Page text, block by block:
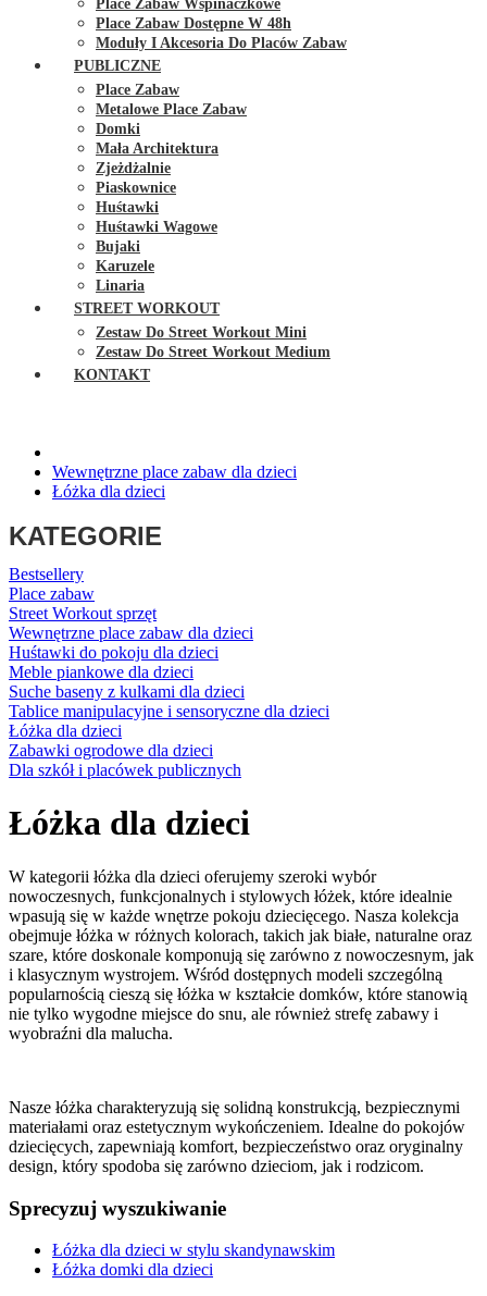
Place Zabaw Wspinaczkowe
Place Zabaw Dostępne W 48h
Moduły I Akcesoria Do Placów Zabaw
PUBLICZNE
Place Zabaw
Metalowe Place Zabaw
Domki
Mała Architektura
Zjeżdżalnie
Piaskownice
Huśtawki
Huśtawki Wagowe
Bujaki
Karuzele
Linaria
STREET WORKOUT
Zestaw Do Street Workout Mini
Zestaw Do Street Workout Medium
KONTAKT
Wewnętrzne place zabaw dla dzieci
Łóżka dla dzieci
KATEGORIE
Bestsellery
Place zabaw
Street Workout sprzęt
Wewnętrzne place zabaw dla dzieci
Huśtawki do pokoju dla dzieci
Meble piankowe dla dzieci
Suche baseny z kulkami dla dzieci
Tablice manipulacyjne i sensoryczne dla dzieci
Łóżka dla dzieci
Zabawki ogrodowe dla dzieci
Dla szkół i placówek publicznych
Łóżka dla dzieci
W kategorii łóżka dla dzieci oferujemy szeroki wybór
nowoczesnych, funkcjonalnych i stylowych łóżek, które idealnie
wpasują się w każde wnętrze pokoju dziecięcego. Nasza kolekcja
obejmuje łóżka w różnych kolorach, takich jak białe, naturalne oraz
szare, które doskonale komponują się zarówno z nowoczesnym, jak
i klasycznym wystrojem. Wśród dostępnych modeli szczególną
popularnością cieszą się łóżka w kształcie domków, które stanowią
nie tylko wygodne miejsce do snu, ale również strefę zabawy i
wyobraźni dla malucha.
Nasze łóżka charakteryzują się solidną konstrukcją, bezpiecznymi
materiałami oraz estetycznym wykończeniem. Idealne do pokojów
dziecięcych, zapewniają komfort, bezpieczeństwo oraz oryginalny
design, który spodoba się zarówno dzieciom, jak i rodzicom.
Sprecyzuj wyszukiwanie
Łóżka dla dzieci w stylu skandynawskim
Łóżka domki dla dzieci